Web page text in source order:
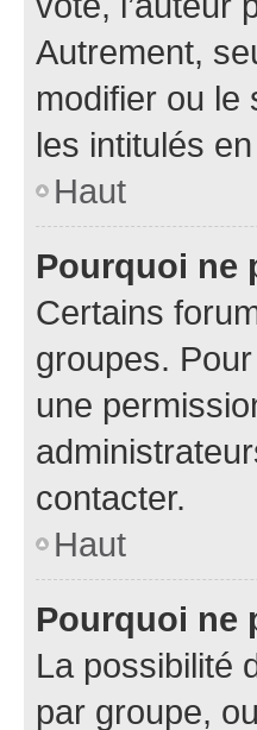
Autrement,
modifier ou le
les intitulés
Haut
Pourquoi ne
Certains
groupes.
une
contacter.
Haut
Pourquoi ne
La possibilité
par groupe,